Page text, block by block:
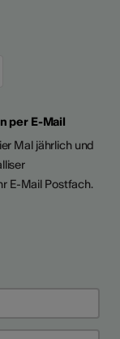
per E-Mail
Mal jährlich und
E-Mail Postfach.